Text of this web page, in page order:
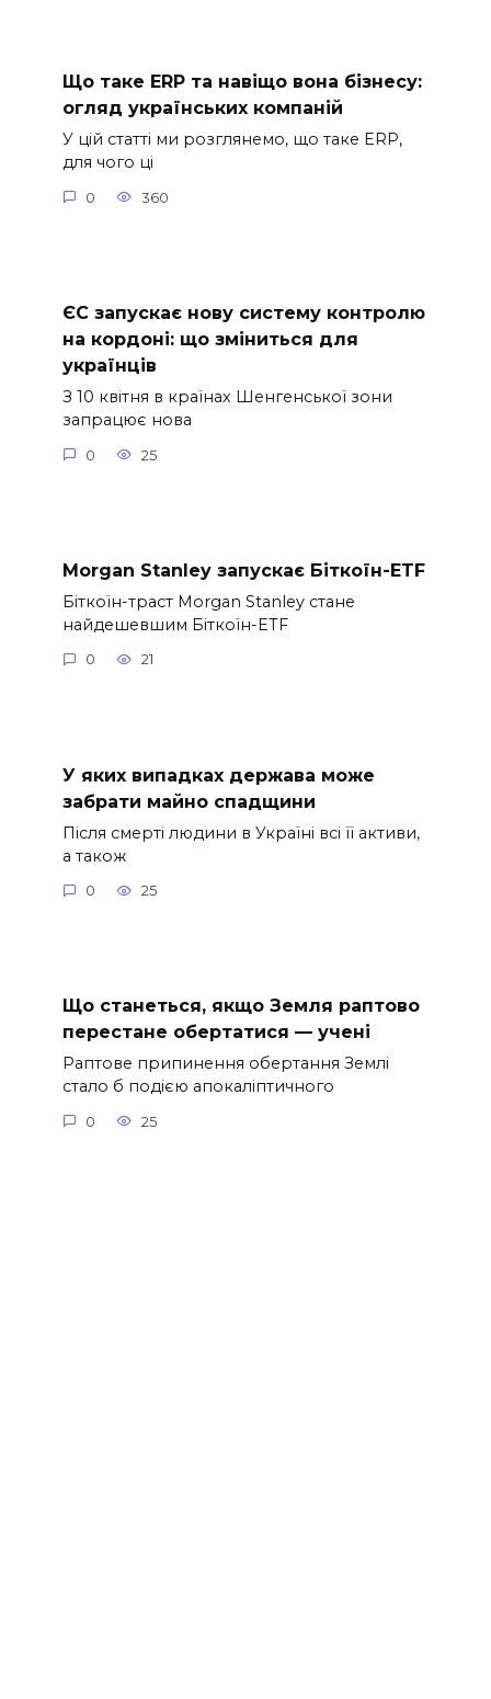
Що таке ERP та навіщо вона бізнесу:
огляд українських компаній
У цій статті ми розглянемо, що таке ERP,
для чого ці
0 360
ЄС запускає нову систему контролю
на кордоні: що зміниться для
українців
З 10 квітня в країнах Шенгенської зони
запрацює нова
0 25
Morgan Stanley запускає Біткоїн-ETF
Біткоїн-траст Morgan Stanley стане
найдешевшим Біткоїн-ETF
0 21
У яких випадках держава може
забрати майно спадщини
Після смерті людини в Україні всі її активи,
а також
0 25
Що станеться, якщо Земля раптово
перестане обертатися — учені
Раптове припинення обертання Землі
стало б подією апокаліптичного
0 25